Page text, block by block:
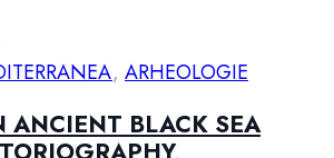
, ARHEOLOGIE
ANCIENT BLACK SEA